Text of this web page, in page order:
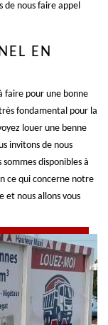
de nous faire appel
EN
faire pour une bonne
fondamental pour la
louer une benne
invitons de nous
disponibles à
ce qui concerne notre
et nous allons vous